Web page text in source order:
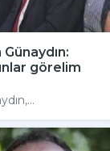
görelim